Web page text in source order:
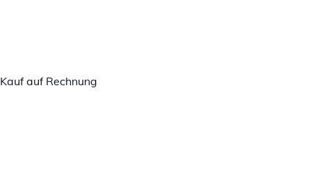
Kauf auf Rechnung